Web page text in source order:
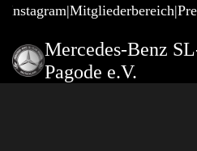
Mitgliederbereich
Mercedes-Benz
Pagode e.V.